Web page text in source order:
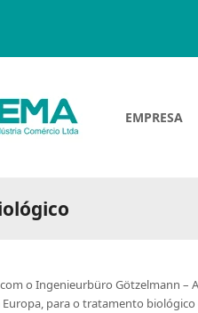
EMPRESA
o Ingenieurbüro Götzelmann –
para o tratamento biológico